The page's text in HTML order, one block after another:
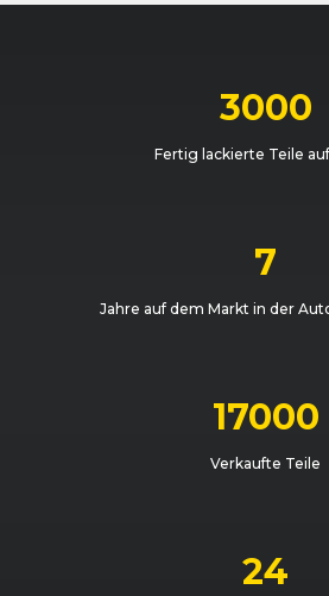
Audi A3 (8L) (06/00 -
A3 (8L) (06/00 - 05/
A3 (8L) (06/00 - 05/
A3 (8L) (06/00 - 05/
3000
Fertig lackierte Teile
7
Jahre auf dem Markt in der
17000
Verkaufte Teile
24